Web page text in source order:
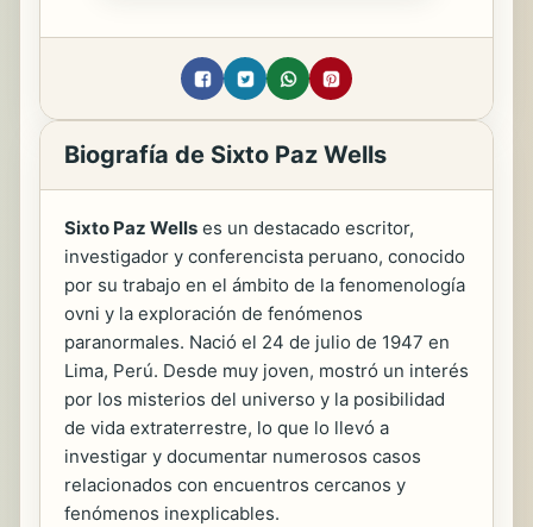
Biografía de Sixto Paz Wells
Sixto Paz Wells es un destacado escritor,
investigador y conferencista peruano, conocido
por su trabajo en el ámbito de la fenomenología
ovni y la exploración de fenómenos
paranormales. Nació el 24 de julio de 1947 en
Lima, Perú. Desde muy joven, mostró un interés
por los misterios del universo y la posibilidad
de vida extraterrestre, lo que lo llevó a
investigar y documentar numerosos casos
relacionados con encuentros cercanos y
fenómenos inexplicables.